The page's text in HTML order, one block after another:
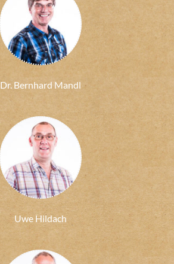
Dr. Bernhard Mandl
Uwe Hildach